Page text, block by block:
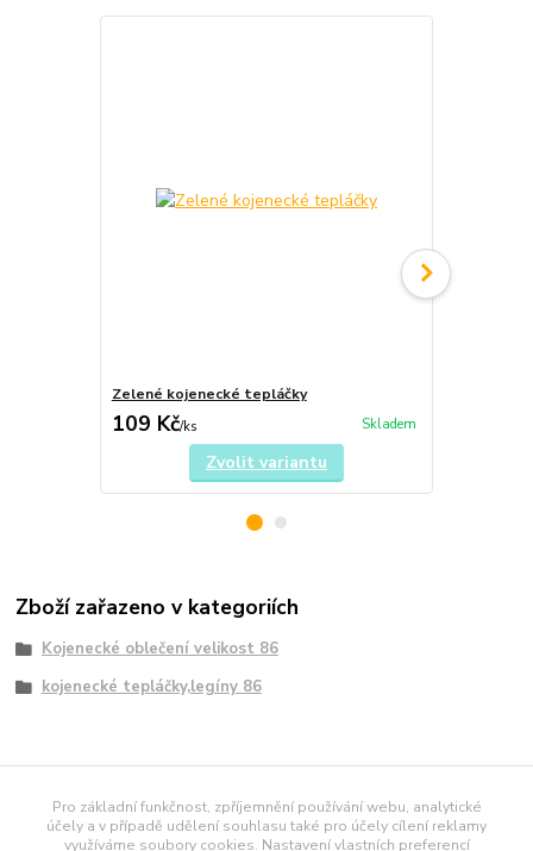
Zelené kojenecké tepláčky
109 Kč/ks Skladem
Zvolit variantu
Zboží zařazeno v kategoriích
Kojenecké oblečení velikost 86
kojenecké tepláčky,legíny 86
námořnické tričko
Pro základní funkčnost, zpříjemnění používání webu, analytické
účely a v případě udělení souhlasu také pro účely cílení reklamy
využíváme soubory cookies. Nastavení vlastních preferencí